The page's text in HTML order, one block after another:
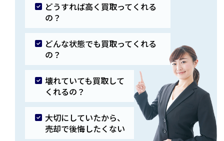
どうすれば高く買取ってくれる
の？
どんな状態でも買取ってくれる
の？
壊れていても買取して
くれるの？
大切にしていたから、
売却で後悔したくない